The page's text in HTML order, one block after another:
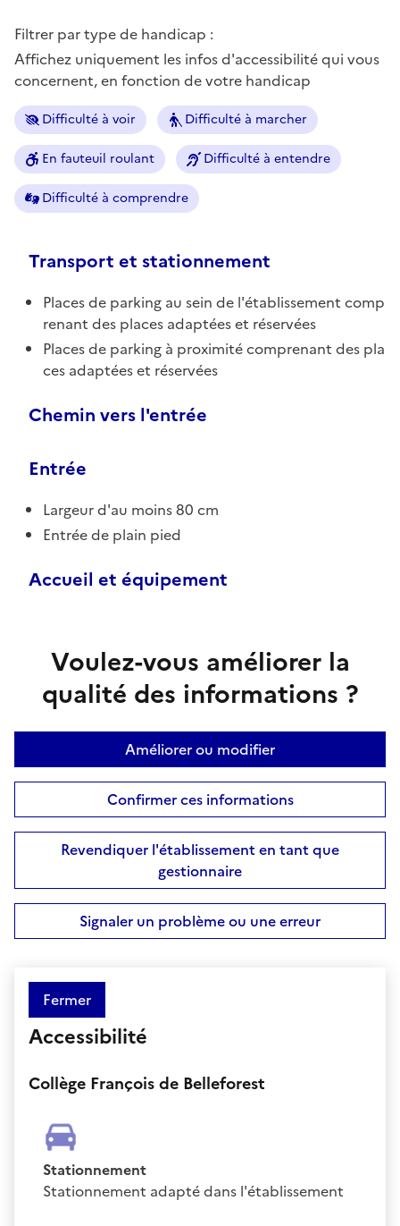
Filtrer par type de handicap :
Affichez uniquement les infos d'accessibilité qui vous
concernent, en fonction de votre handicap
Difficulté à voir Difficulté à marcher
En fauteuil roulant Difficulté à entendre
Difficulté à comprendre
Transport et stationnement
Places de parking au sein de l'établissement comp
renant des places adaptées et réservées
Places de parking à proximité comprenant des pla
ces adaptées et réservées
Chemin vers l'entrée
Entrée
Largeur d'au moins 80 cm
Entrée de plain pied
Accueil et équipement
Voulez-vous améliorer la
qualité des informations ?
Améliorer ou modifier
Confirmer ces informations
Revendiquer l'établissement en tant que
gestionnaire
Signaler un problème ou une erreur
Fermer
Accessibilité
Collège François de Belleforest
Stationnement
Stationnement adapté dans l'établissement